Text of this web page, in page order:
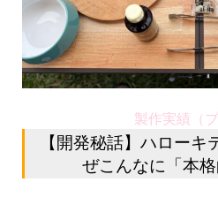
製作実績（ブ
【開発秘話】ハローキ
ぜこんなに「本